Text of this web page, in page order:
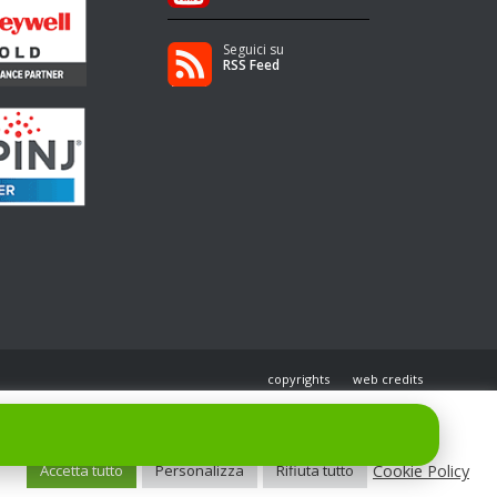
Seguici su
RSS Feed
copyrights web credits
Accetta tutto Personalizza Rifiuta tutto Cookie Policy